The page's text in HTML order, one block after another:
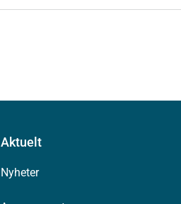
Aktuelt
Nyheter